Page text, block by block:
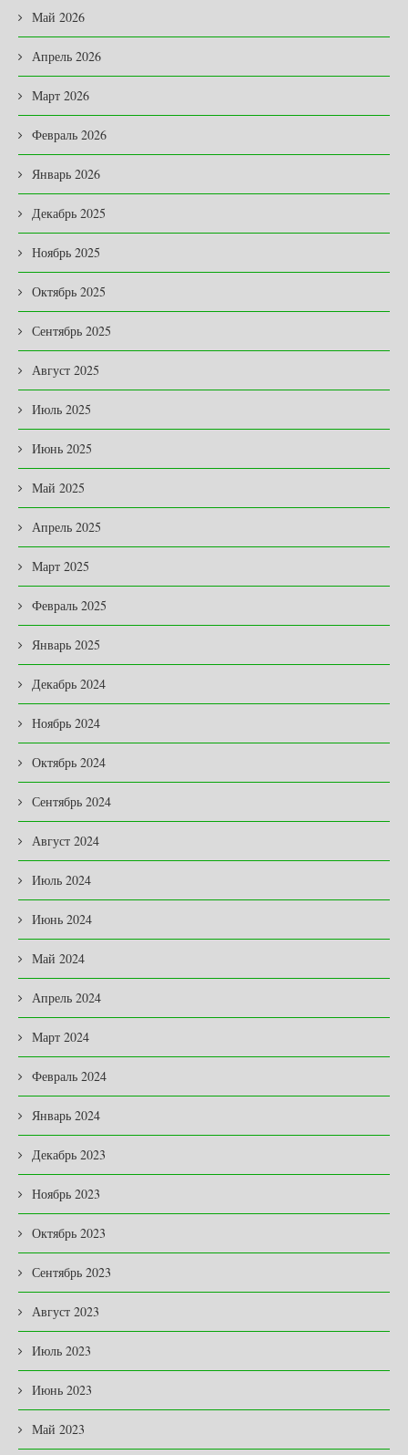
Май 2026
Апрель 2026
Март 2026
Февраль 2026
Январь 2026
Декабрь 2025
Ноябрь 2025
Октябрь 2025
Сентябрь 2025
Август 2025
Июль 2025
Июнь 2025
Май 2025
Апрель 2025
Март 2025
Февраль 2025
Январь 2025
Декабрь 2024
Ноябрь 2024
Октябрь 2024
Сентябрь 2024
Август 2024
Июль 2024
Июнь 2024
Май 2024
Апрель 2024
Март 2024
Февраль 2024
Январь 2024
Декабрь 2023
Ноябрь 2023
Октябрь 2023
Сентябрь 2023
Август 2023
Июль 2023
Июнь 2023
Май 2023